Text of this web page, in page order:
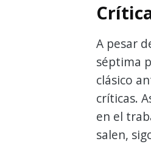
A pesar
séptima
clásico
críticas.
en el
salen,